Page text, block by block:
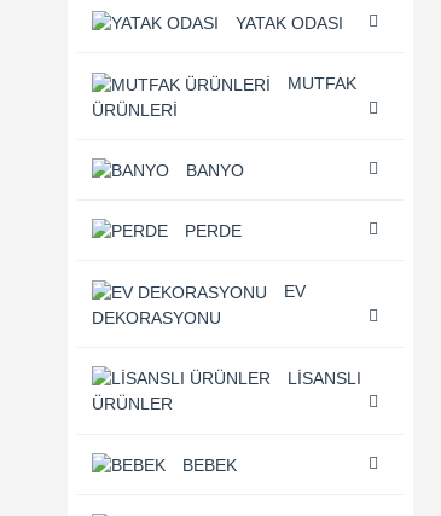
YATAK ODASI
MUTFAK
ÜRÜNLERI
BANYO
PERDE
EV
DEKORASYONU
LISANSLI
ÜRÜNLER
BEBEK